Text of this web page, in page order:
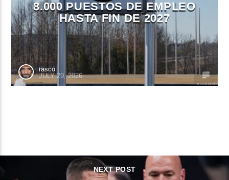
8.000 PUESTOS DE EMPLEO
HASTA FIN DE 2027
rasco
JULY 29, 2026
NEXT POST